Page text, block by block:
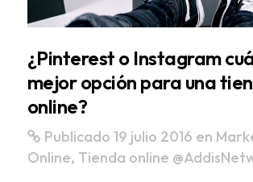
¿Pinterest o Instagram
mejor opción para una
online?
Publicado 19 julio 2016 en
Online, Tienda online